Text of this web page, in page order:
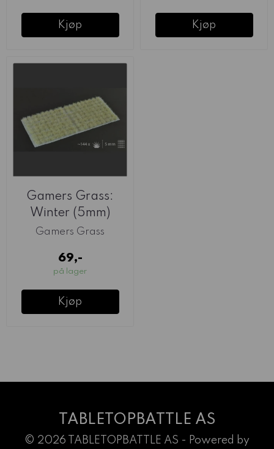
Kjøp Kjøp
Gamers Grass:
Winter (5mm)
Gamers Grass
69,-
på lager
Kjøp
TABLETOPBATTLE AS
© 2026 TABLETOPBATTLE AS - Powered by